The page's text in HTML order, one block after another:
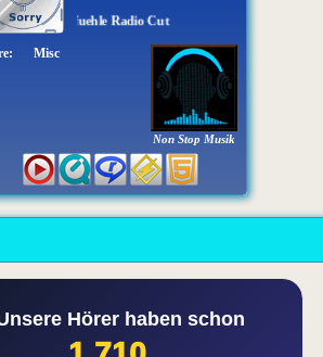
Non Stop Musik
- Luxusgefuehle Radio Cut
Misc